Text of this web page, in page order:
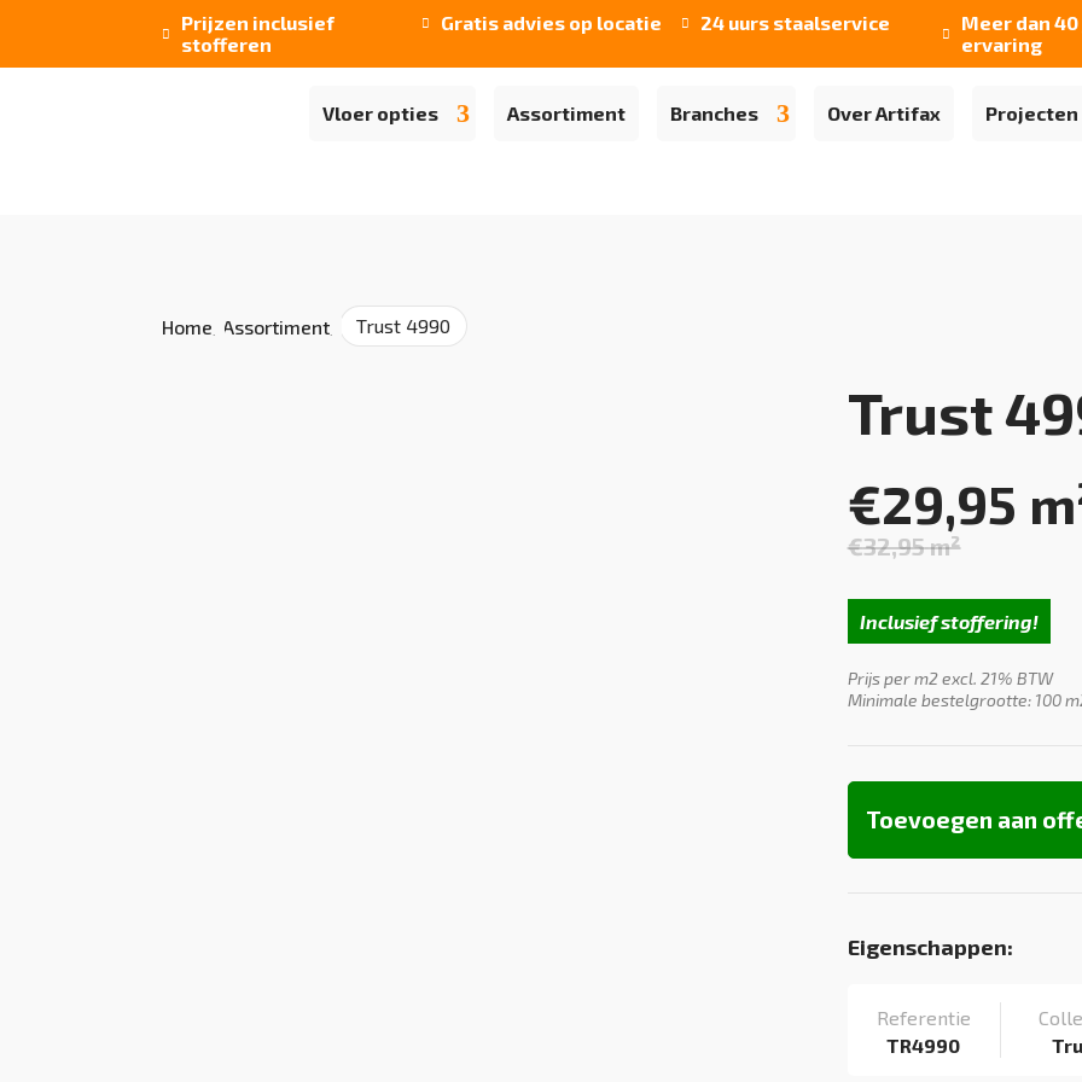

Prijzen inclusief
stofferen
 Gratis advies op locatie  24 uurs staalservice 
Meer dan
ervaring
Vloer opties Assortiment Branches Over Artifax Projecten
Home Assortiment Trust 4990
Trust
€32,95m²
prijs
was:
€32,95.
€29,95
Huidige
prijs
is:
€29,95.
Inclusief stoffering!
Prijs per m2 excl. 21% BTW
Minimale bestelgrootte: 100
Toevoegen aan
Eigenschappen:
Referentie
TR4990